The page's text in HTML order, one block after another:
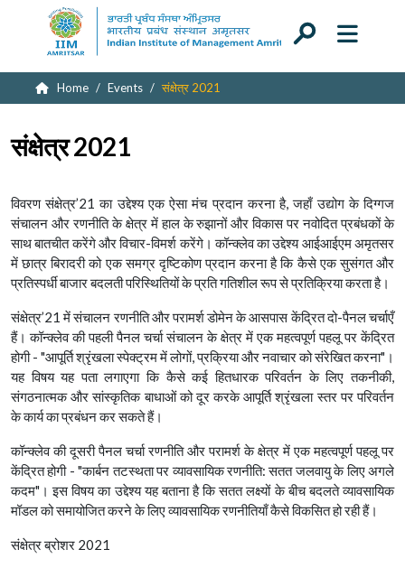
Home Events संक्षेत्र 2021
संक्षेत्र 2021
विवरणसंक्षेत्र’21 का उद्देश्य एक ऐसा मंच प्रदान करना है, जहाँ उद्योग के दिग्गज
संचालन और रणनीति के क्षेत्र में हाल के रुझानों और विकास पर नवोदित प्रबंधकों के
साथ बातचीत करेंगे और विचार-विमर्श करेंगे। कॉन्क्लेव का उद्देश्य आईआईएम अमृतसर
में छात्र बिरादरी को एक समग्र दृष्टिकोण प्रदान करना है कि कैसे एक सुसंगत और
प्रतिस्पर्धी बाजार बदलती परिस्थितियों के प्रति गतिशील रूप से प्रतिक्रिया करता है।
संक्षेत्र’21 में संचालन रणनीति और परामर्श डोमेन के आसपास केंद्रित दो-पैनल चर्चाएँ
हैं। कॉन्क्लेव की पहली पैनल चर्चा संचालन के क्षेत्र में एक महत्वपूर्ण पहलू पर केंद्रित
होगी - "आपूर्ति श्रृंखला स्पेक्ट्रम में लोगों, प्रक्रिया और नवाचार को संरेखित करना"।
यह विषय यह पता लगाएगा कि कैसे कई हितधारक परिवर्तन के लिए तकनीकी,
संगठनात्मक और सांस्कृतिक बाधाओं को दूर करके आपूर्ति श्रृंखला स्तर पर परिवर्तन
के कार्य का प्रबंधन कर सकते हैं।
कॉन्क्लेव की दूसरी पैनल चर्चा रणनीति और परामर्श के क्षेत्र में एक महत्वपूर्ण पहलू पर
केंद्रित होगी - "कार्बन तटस्थता पर व्यावसायिक रणनीति: सतत जलवायु के लिए अगले
कदम"। इस विषय का उद्देश्य यह बताना है कि सतत लक्ष्यों के बीच बदलते व्यावसायिक
मॉडल को समायोजित करने के लिए व्यावसायिक रणनीतियाँ कैसे विकसित हो रही हैं।
संक्षेत्र ब्रोशर 2021